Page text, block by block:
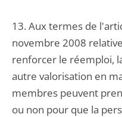
13. Aux termes de
novembre 2008
renforcer le réemploi,
autre valorisation en
membres peuvent
ou non pour que la